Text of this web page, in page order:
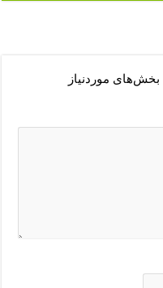
بخش‌های موردنیاز